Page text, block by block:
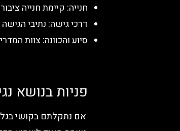
חנייה: קיימת חנייה
דרכי גישה: נתיבי
סיוע והכוונה: צוות
פניות בנושא
אם נתקלתם בקושי